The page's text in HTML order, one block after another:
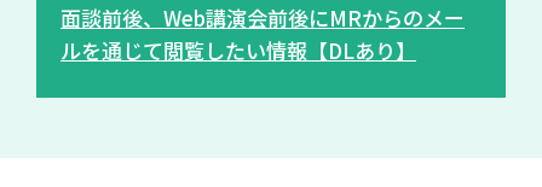
面談前後、Web講演会前後にMRからのメー
ルを通じて閲覧したい情報【DLあり】